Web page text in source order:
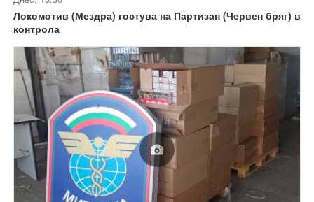
Локомотив (Мездра) гостува на Партизан (Червен бряг) в
контрола